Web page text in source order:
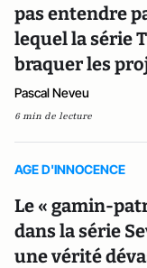
pas entendre
lequel la série
braquer les
Pascal Neveu
6 min de lecture
AGE D'INNOCENCE
Le « gamin-
dans la série
une vérité